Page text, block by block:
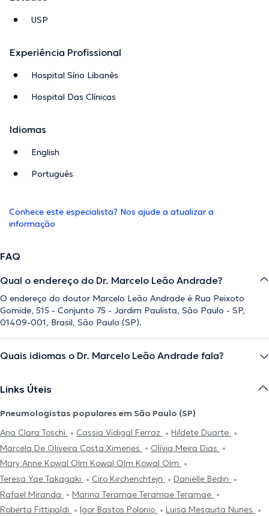
USP
Experiência Profissional
Hospital Sírio Libanês
Hospital Das Clínicas
Idiomas
English
Português
Conhece este especialista? Nos ajude a atualizar a
informação
FAQ
Qual o endereço do Dr. Marcelo Leão Andrade?
O endereço do doutor Marcelo Leão Andrade é Rua Peixoto
Gomide, 515 - Conjunto 75 - Jardim Paulista, São Paulo - SP,
01409-001, Brasil, São Paulo (SP).
Quais idiomas o Dr. Marcelo Leão Andrade fala?
Links Úteis
Pneumologistas populares em São Paulo (SP)
Ana Clara Toschi
Cassia Vidigal Ferraz
Hildete Duarte
Marcela De Oliveira Costa Ximenes
Olívia Meira Dias
Mary Anne Kowal Olm Kowal Olm Kowal Olm
Teresa Yae Takagaki
Ciro Kirchenchtejn
Danielle Bedin
Rafael Miranda
Marina Teramae Teramae Teramae
Roberta Fittipaldi
Igor Bastos Polonio
Luisa Mesquita Nunes